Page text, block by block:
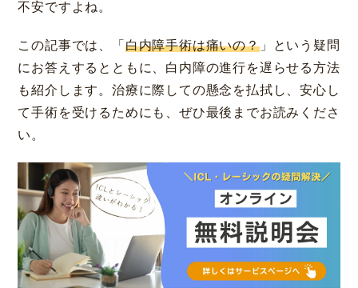
クリニック案内
手術・料金 アフターケア
ドクター紹介
コラム お知らせ
学会発表 / 論文 /
報道・メディア出演
ホーム
採用情報
先進会眼科 福岡飯塚
福岡県飯塚市川津
[提携] 札幌かとう眼
科
北海道札幌市東区
[ICL提携]鹿児島園 [提携]木村眼科 天王
不安ですよね。
この記事では、「 白内障手術は痛いの？」という疑問
にお答えするとともに、白内障の進行を遅らせる方法
も紹介します。治療に際しての懸念を払拭し、安心し
て手術を受けるためにも、ぜひ最後までお読みくださ
い。